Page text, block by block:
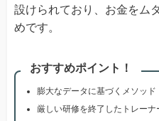
設けられており、お金をム
めです。
おすすめポイント！
膨大なデータに基づくメソッド
厳しい研修を終了したトレーナ